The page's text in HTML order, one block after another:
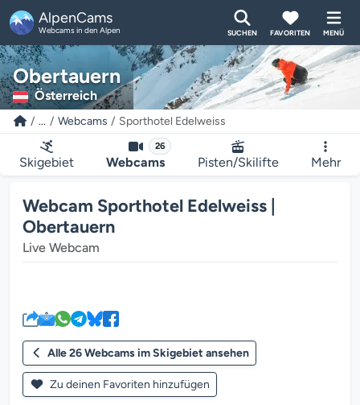
AlpenCams
Webcams in den Alpen SUCHEN FAVORITEN MENÜ
Obertauern
Österreich
... Webcams Sporthotel Edelweiss
Skigebiet
26
Webcams Pisten/Skilifte Mehr
Webcam Sporthotel Edelweiss |
Obertauern
Live Webcam
Alle 26 Webcams im Skigebiet ansehen
Zu deinen Favoriten hinzufügen